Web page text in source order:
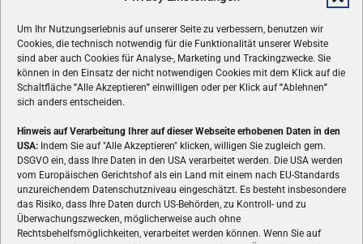
Um Ihr Nutzungserlebnis auf unserer Seite zu verbessern, benutzen wir
Cookies, die technisch notwendig für die Funktionalität unserer Website
sind aber auch Cookies für Analyse-, Marketing und Trackingzwecke. Sie
können in den Einsatz der nicht notwendigen Cookies mit dem Klick auf die
Schaltfläche "Alle Akzeptieren" einwilligen oder per Klick auf"Ablehnen"
sich anders entscheiden.
Hinweis auf Verarbeitung Ihrer auf dieser Webseite erhobenen Daten in den
USA: Indem Sie auf "Alle Akzeptieren" klicken, willigen Sie zugleich gem.
DSGVO ein, dass Ihre Daten in den USA verarbeitet werden. Die USA werden
vom Europäischen Gerichtshof als ein Land mit einem nach EU-Standards
unzureichendem Datenschutzniveau eingeschätzt. Es besteht insbesondere
das Risiko, dass Ihre Daten durch US-Behörden, zu Kontroll- und zu
Überwachungszwecken, möglicherweise auch ohne
Rechtsbehelfsmöglichkeiten, verarbeitet werden können. Wenn Sie auf
ÜBER UNS
VON GAMERN, FÜR GAMER! Gamers.at ist das älteste Online-
Spielemagazin Österreichs und bringt täglich aktuelle News,
Reviews und Videos zu PC- und Konsolenspielen, Gaming-
Hardware und aus der Welt des e-Sport's.